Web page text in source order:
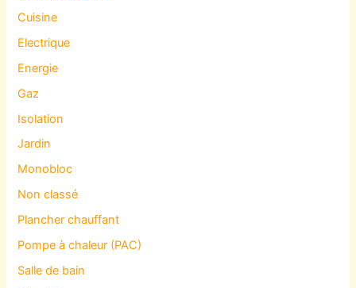
Cuisine
Electrique
Energie
Gaz
Isolation
Jardin
Monobloc
Non classé
Plancher chauffant
Pompe à chaleur (PAC)
Salle de bain